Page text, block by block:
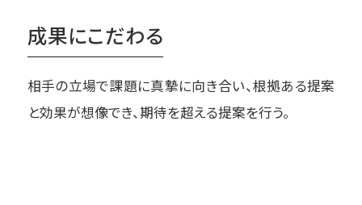
成果にこだわる
相手の立場で課題に真摯に向き合い、根拠ある提案
と効果が想像でき、期待を超える提案を行う。